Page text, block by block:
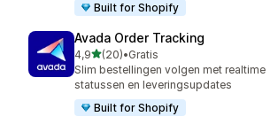
Built for Shopify
Avada Order Tracking
4,9van 5 sterren
(20)
20 recensies in totaal
•Gratis
Slim bestellingen volgen met realtime
statussen en leveringsupdates
Built for Shopify